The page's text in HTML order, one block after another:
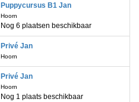
Puppycursus B1 Jan
Hoorn
Nog 6 plaatsen beschikbaar
Privé Jan
Hoorn
Privé Jan
Hoorn
Nog 1 plaats beschikbaar